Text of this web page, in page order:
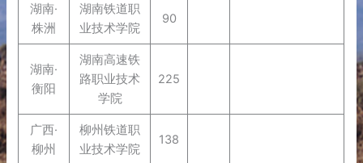
湖南·
株洲
湖南铁道职
业技术学院
90
湖南·
衡阳
湖南高速铁
路职业技术
学院
225
广西·
柳州
柳州铁道职
业技术学院
138